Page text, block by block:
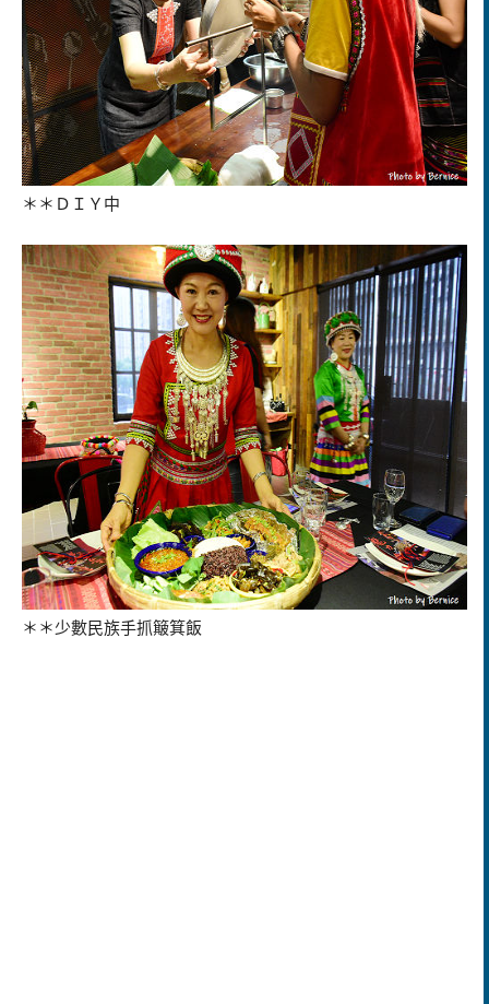
＊＊ＤＩＹ中
＊＊少數民族手抓簸箕飯